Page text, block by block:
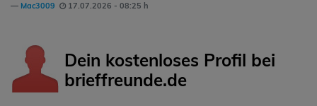
Mac3009 17.07.2026 - 08:25 h
Dein kostenloses Profil bei
brieffreunde.de